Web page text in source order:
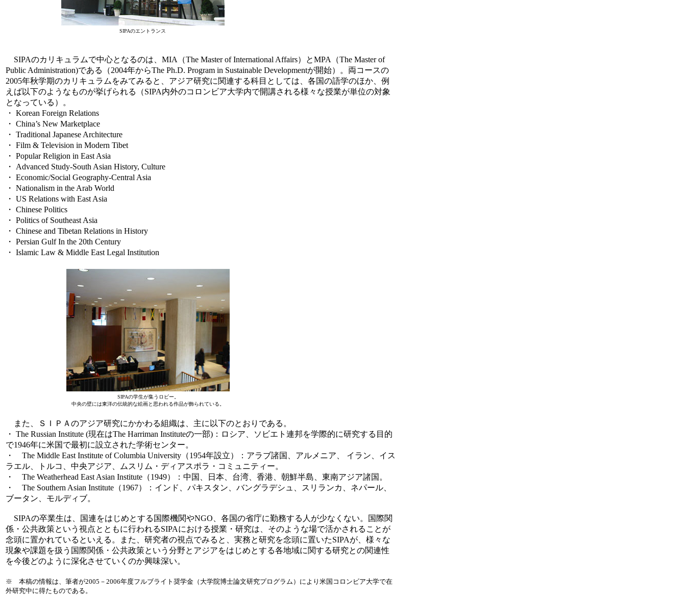
SIPAのエントランス
SIPAのカリキュラムで中心となるのは、MIA（The Master of International Affairs）とMPA（The Master of
Public Administration)である（2004年からThe Ph.D. Program in Sustainable Developmentが開始）。両コースの
2005年秋学期のカリキュラムをみてみると、アジア研究に関連する科目としては、各国の語学のほか、例
えば以下のようなものが挙げられる（SIPA内外のコロンビア大学内で開講される様々な授業が単位の対象
となっている）。
・ Korean Foreign Relations
・ China’s New Marketplace
・ Traditional Japanese Architecture
・ Film & Television in Modern Tibet
・ Popular Religion in East Asia
・ Advanced Study-South Asian History, Culture
・ Economic/Social Geography-Central Asia
・ Nationalism in the Arab World
・ US Relations with East Asia
・ Chinese Politics
・ Politics of Southeast Asia
・ Chinese and Tibetan Relations in History
・ Persian Gulf In the 20th Century
・ Islamic Law & Middle East Legal Institution
SIPAの学生が集うロビー。
中央の壁には東洋の伝統的な絵画と思われる作品が飾られている。
また、ＳＩＰＡのアジア研究にかかわる組織は、主に以下のとおりである。
・ The Russian Institute (現在はThe Harriman Instituteの一部)：ロシア、ソビエト連邦を学際的に研究する目的
で1946年に米国で最初に設立された学術センター。
・ The Middle East Institute of Columbia University（1954年設立）：アラブ諸国、アルメニア、 イラン、イス
ラエル、トルコ、中央アジア、ムスリム・ディアスポラ・コミュニティー。
・ The Weatherhead East Asian Institute（1949）：中国、日本、台湾、香港、朝鮮半島、東南アジア諸国。
・ The Southern Asian Institute（1967）：インド、パキスタン、バングラデシュ、スリランカ、ネパール、
ブータン、モルディブ。
SIPAの卒業生は、国連をはじめとする国際機関やNGO、各国の省庁に勤務する人が少なくない。国際関
係・公共政策という視点とともに行われるSIPAにおける授業・研究は、そのような場で活かされることが
念頭に置かれているといえる。また、研究者の視点でみると、実務と研究を念頭に置いたSIPAが、様々な
現象や課題を扱う国際関係・公共政策という分野とアジアをはじめとする各地域に関する研究との関連性
を今後どのように深化させていくのか興味深い。
※ 本稿の情報は、筆者が2005－2006年度フルブライト奨学金（大学院博士論文研究プログラム）により米国コロンビア大学で在
外研究中に得たものである。